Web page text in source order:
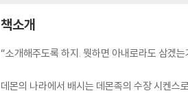
책소개
“소개해주도록 하지. 뭣하면 아내로라도 삼겠
데몬의 나라에서 배시는 데몬족의 수장 시켄스